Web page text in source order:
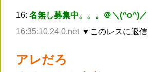
16: 名無し募集中。。。＠＼(^o^)／
16:35:10.24 0.net ▼このレスに返信
アレだろ